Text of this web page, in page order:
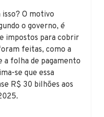
O motivo
o governo, é
impostos para cobrir
feitas, como a
a folha de pagamento
se que essa
R$ 30 bilhões aos